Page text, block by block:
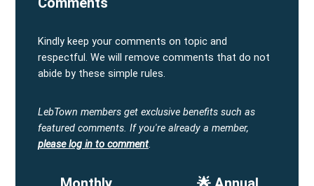
Kindly keep your comments on topic and
respectful. We will remove comments that do not
abide by these simple rules.
LebTown members get exclusive benefits such as
featured comments. If you're already a member,
please log in to comment.